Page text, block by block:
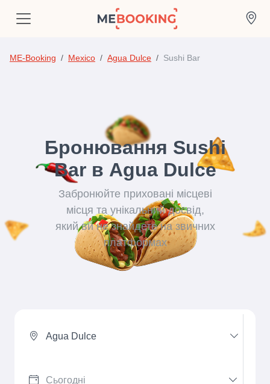
ME-Booking Mexico Agua Dulce Sushi Bar
Бронювання Sushi
Bar в Agua Dulce
Забронюйте приховані місцеві
місця та унікальний досвід,
який ви не знайдете на звичних
платформах
Agua Dulce